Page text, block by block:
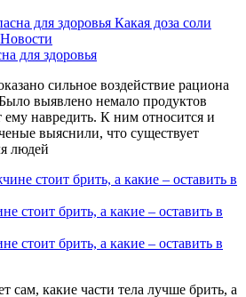
Какая доза соли
Новости
для здоровья
сильное воздействие рациона
выявлено немало продуктов
ему навредить. К ним относится и
выяснили, что существует
людей
стоит брить, а какие – оставить в
стоит брить, а какие – оставить в
какие части тела лучше брить, а